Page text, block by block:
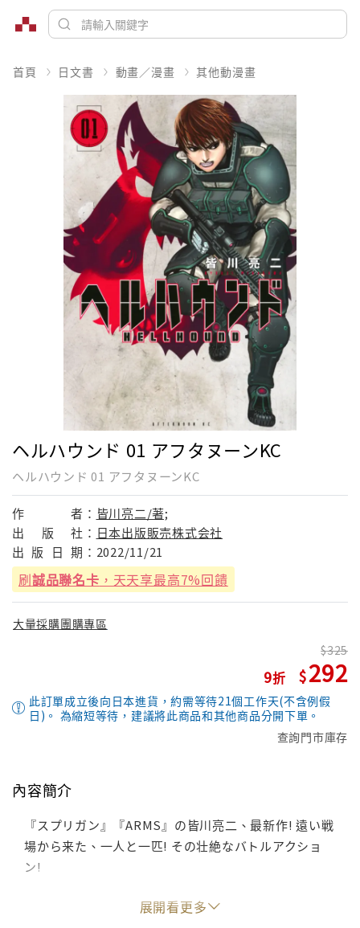
首頁 日文書 動畫／漫畫 其他動漫畫
ヘルハウンド 01 アフタヌーンKC
ヘルハウンド 01 アフタヌーンKC
作 者： 皆川亮二/著;
出
版 社： 日本出版販売株式会社
出 版 日 期： 2022/11/21
刷誠品聯名卡 ，天天享最高7%回饋
大量採購團購專區
9
325
292
此訂單成立後向日本進貨，約需等待21個工作天(不含例假
日)。 為縮短等待，建議將此商品和其他商品分開下單。
查詢門市庫存
內容簡介
『スプリガン』『ARMS』の皆川亮二、最新作! 遠い戦
場から来た、一人と一匹! その壮絶なバトルアクショ
ン!
展開看更多